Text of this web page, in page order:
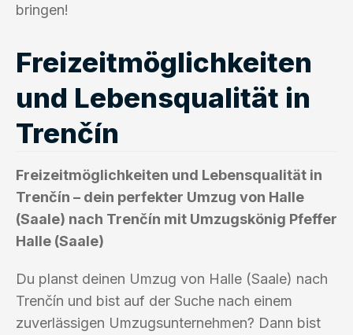
bringen!
Freizeitmöglichkeiten
und Lebensqualität in
Trenčín
Freizeitmöglichkeiten und Lebensqualität in
Trenčín – dein perfekter Umzug von Halle
(Saale) nach Trenčín mit Umzugskönig Pfeffer
Halle (Saale)
Du planst deinen Umzug von Halle (Saale) nach
Trenčín und bist auf der Suche nach einem
zuverlässigen Umzugsunternehmen? Dann bist